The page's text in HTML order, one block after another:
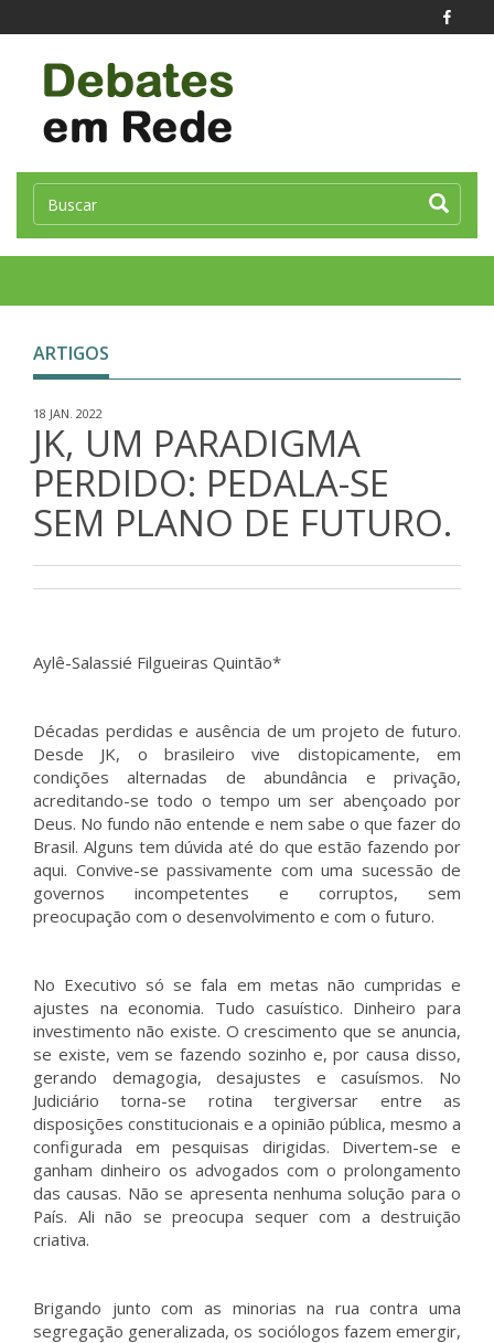
ARTIGOS
18 JAN. 2022
JK, UM PARADIGMA
PERDIDO: PEDALA-SE
SEM PLANO DE FUTURO.
Aylê-Salassié Filgueiras Quintão*
Décadas perdidas e ausência de um projeto de futuro.
Desde JK, o brasileiro vive distopicamente, em
condições alternadas de abundância e privação,
acreditando-se todo o tempo um ser abençoado por
Deus. No fundo não entende e nem sabe o que fazer do
Brasil. Alguns tem dúvida até do que estão fazendo por
aqui. Convive-se passivamente com uma sucessão de
governos incompetentes e corruptos, sem
preocupação com o desenvolvimento e com o futuro.
No Executivo só se fala em metas não cumpridas e
ajustes na economia. Tudo casuístico. Dinheiro para
investimento não existe. O crescimento que se anuncia,
se existe, vem se fazendo sozinho e, por causa disso,
gerando demagogia, desajustes e casuísmos. No
Judiciário torna-se rotina tergiversar entre as
disposições constitucionais e a opinião pública, mesmo a
configurada em pesquisas dirigidas. Divertem-se e
ganham dinheiro os advogados com o prolongamento
das causas. Não se apresenta nenhuma solução para o
País. Ali não se preocupa sequer com a destruição
criativa.
Brigando junto com as minorias na rua contra uma
segregação generalizada, os sociólogos fazem emergir,